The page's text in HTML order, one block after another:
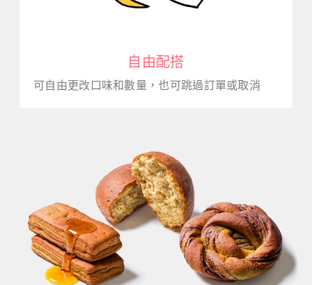
自由配搭
可自由更改口味和數量，也可跳過訂單或取消